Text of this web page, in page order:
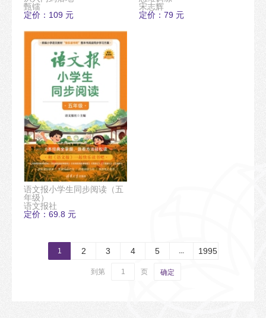
甄镭
定价：109 元
宋志辉
定价：79 元
语文报小学生同步阅读（五
年级）
语文报社
定价：69.8 元
1 2 3 4 5 ... 1995
到第 页 确定